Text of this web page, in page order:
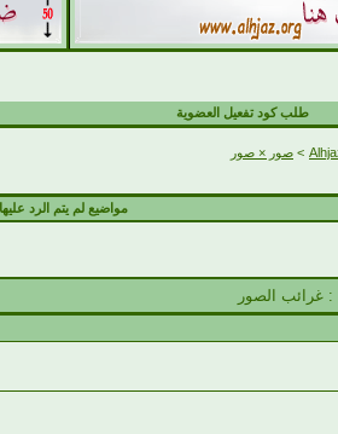
طلب كود تفعيل العضوية
> صور × صور
مواضيع لم يتم الرد عليها
: غرائب الصور